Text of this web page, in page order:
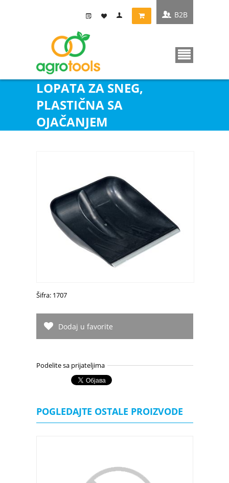
LOPATA ZA SNEG,
PLASTIČNA SA
OJAČANJEM
B2B
Šifra: 1707
Dodaj u favorite
Podelite sa prijateljima
POGLEDAJTE OSTALE PROIZVODE